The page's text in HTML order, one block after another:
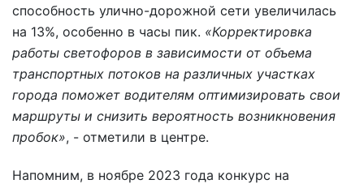
способность улично-дорожной сети увеличилась
на 13%, особенно в часы пик. «Корректировка
работы светофоров в зависимости от объема
транспортных потоков на различных участках
города поможет водителям оптимизировать свои
маршруты и снизить вероятность возникновения
пробок», - отметили в центре.
Напомним, в ноябре 2023 года конкурс на